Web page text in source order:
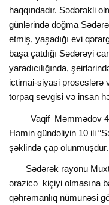
haqqındadır. Sədərəkli
günlərində doğma
etmiş, yaşadığı evi
başa çatdığı Sədərəyi
yaradıcılığında,
ictimai-siyasi proseslərə
torpaq sevgisi və insan
Vaqif Məmmədov 45
Həmin gündəliyin 10 ili
şəklində çap olunmuşdur.
Sədərək rayonu
ərazicə kiçiyi olmasına
qəhrəmanlıq nümunəsi